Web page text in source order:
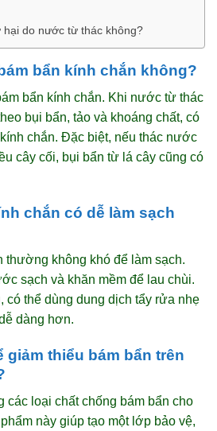
do nước từ thác không?
bẩn kính chắn không?
bẩn kính chắn. Khi nước từ thác
bụi bẩn, tảo và khoáng chất, có
chắn. Đặc biệt, nếu thác nước
cây cối, bụi bẩn từ lá cây cũng có
chắn có dễ làm sạch
thường không khó để làm sạch.
sạch và khăn mềm để lau chùi.
có thể dùng dung dịch tẩy rửa nhẹ
dàng hơn.
giảm thiểu bám bẩn trên
các loại chất chống bám bẩn cho
này giúp tạo một lớp bảo vệ,